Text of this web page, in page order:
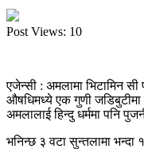
Post Views: 10
एजेन्सी : अमलामा भिटामिन
औषधिमध्ये एक गुणी जडिबुटीमा
अमलालाई हिन्दु धर्ममा पनि
भनिन्छ ३ वटा सुन्तलामा भन्दा